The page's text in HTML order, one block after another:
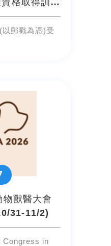
格取得訓練
班)」招生...
郵戳為憑)受
獸醫大會
31-11/2)
Congress in